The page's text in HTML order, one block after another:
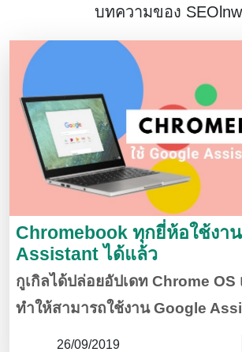
บทความของ
Chromebook ทุกยี่ห้อใช้งา
Assistant ได้แล้ว
กูเกิลได้ปล่อยอัปเดท Chrome OS
ทำให้สามารถใช้งาน Google
ทำงานหลาย ๆ อย่างแทนเราได้ ที่
26/09/2019